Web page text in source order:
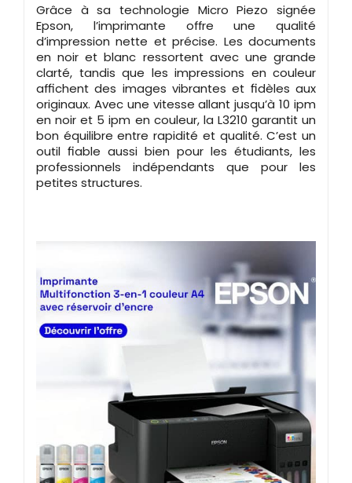
Grâce à sa technologie Micro Piezo signée
Epson, l’imprimante offre une qualité
d’impression nette et précise. Les documents
en noir et blanc ressortent avec une grande
clarté, tandis que les impressions en couleur
affichent des images vibrantes et fidèles aux
originaux. Avec une vitesse allant jusqu’à 10 ipm
en noir et 5 ipm en couleur, la L3210 garantit un
bon équilibre entre rapidité et qualité. C’est un
outil fiable aussi bien pour les étudiants, les
professionnels indépendants que pour les
petites structures.